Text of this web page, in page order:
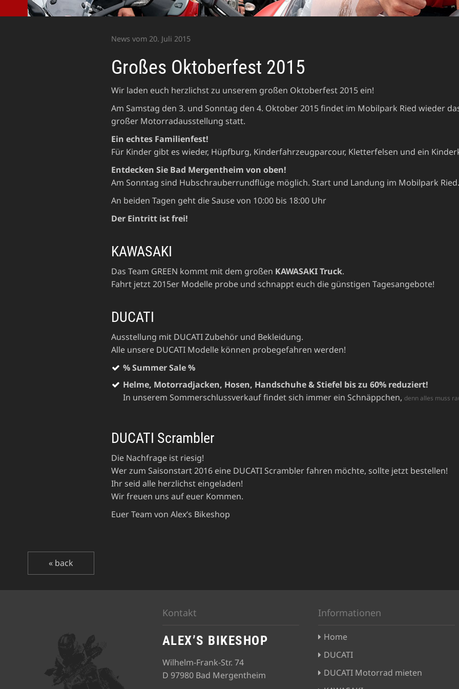
News vom 20. Juli 2015
Großes Oktoberfest 2015
Wir laden euch herzlichst zu unserem großen Oktoberfest 2015 ein!
Am Samstag den 3. und Sonntag den 4. Oktober 2015 findet im Mobilpark Ried wieder
großer Motorradausstellung statt.
Ein echtes Familienfest!
Für Kinder gibt es wieder, Hüpfburg, Kinderfahrzeugparcour, Kletterfelsen und ein
Entdecken Sie Bad Mergentheim von oben!
Am Sonntag sind Hubschrauberrundflüge möglich. Start und Landung im Mobilpark Ried.
An beiden Tagen geht die Sause von 10:00 bis 18:00 Uhr
Der Eintritt ist frei!
KAWASAKI
Das Team GREEN kommt mit dem großen KAWASAKI Truck.
Fahrt jetzt 2015er Modelle probe und schnappt euch die günstigen Tagesangebote!
DUCATI
Ausstellung mit DUCATI Zubehör und Bekleidung.
Alle unsere DUCATI Modelle können probegefahren werden!
% Summer Sale %
Helme, Motorradjacken, Hosen, Handschuhe & Stiefel bis zu 60% reduziert!
In unserem Sommerschlussverkauf findet sich immer ein Schnäppchen, denn alles muss
DUCATI Scrambler
Die Nachfrage ist riesig!
Wer zum Saisonstart 2016 eine DUCATI Scrambler fahren möchte, sollte jetzt bestellen!
Ihr seid alle herzlichst eingeladen!
Wir freuen uns auf euer Kommen.
Euer Team von Alex’s Bikeshop
« back
Kontakt
ALEX’S BIKESHOP
Wilhelm-Frank-Str. 74
D 97980 Bad Mergentheim
Informationen
Home
DUCATI
DUCATI Motorrad mieten